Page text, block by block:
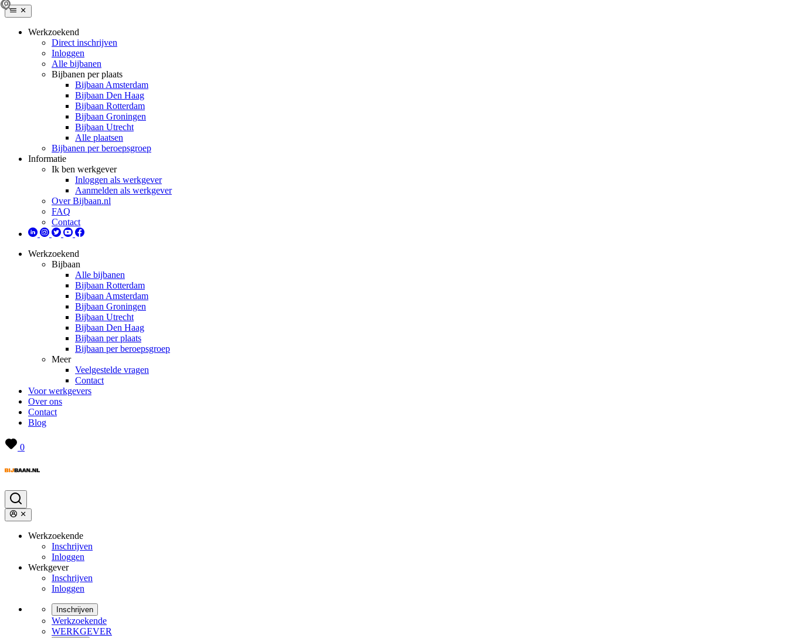
Werkzoekend
Direct inschrijven
Inloggen
Alle bijbanen
Bijbanen per plaats
Bijbaan Amsterdam
Bijbaan Den Haag
Bijbaan Rotterdam
Bijbaan Groningen
Bijbaan Utrecht
Alle plaatsen
Bijbanen per beroepsgroep
Informatie
Ik ben werkgever
Inloggen als werkgever
Aanmelden als werkgever
Over Bijbaan.nl
FAQ
Contact
Werkzoekend
Bijbaan
Alle bijbanen
Bijbaan Rotterdam
Bijbaan Amsterdam
Bijbaan Groningen
Bijbaan Utrecht
Bijbaan Den Haag
Bijbaan per plaats
Bijbaan per beroepsgroep
Meer
Veelgestelde vragen
Contact
Voor werkgevers
Over ons
Contact
Blog
0
Werkzoekende
Inschrijven
Inloggen
Werkgever
Inschrijven
Inloggen
Inschrijven
Werkzoekende
WERKGEVER